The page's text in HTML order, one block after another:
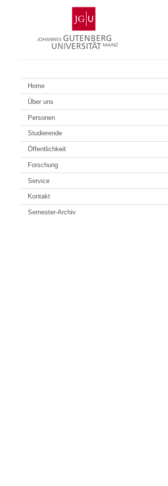
Gutenberg-
Universität
Mainz
Home
Über uns
Personen
Studierende
Öffentlichkeit
Forschung
Service
Kontakt
Semester-Archiv